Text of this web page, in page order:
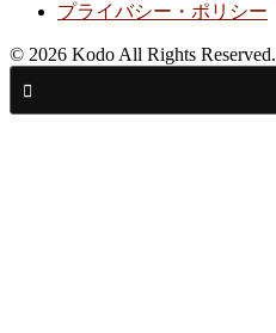
プライバシー・ポリシー
© 2026 Kodo All Rights Reserved.